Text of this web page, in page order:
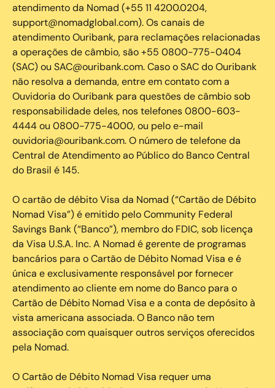
atendimento da Nomad (+55 11 4200.0204,
support@nomadglobal.com). Os canais de
atendimento Ouribank, para reclamações relacionadas
a operações de câmbio, são +55 0800-775-0404
(SAC) ou SAC@ouribank.com. Caso o SAC do Ouribank
não resolva a demanda, entre em contato com a
Ouvidoria do Ouribank para questões de câmbio sob
responsabilidade deles, nos telefones 0800-603-
4444 ou 0800-775-4000, ou pelo e-mail
ouvidoria@ouribank.com. O número de telefone da
Central de Atendimento ao Público do Banco Central
do Brasil é 145.
O cartão de débito Visa da Nomad (“Cartão de Débito
Nomad Visa”) é emitido pelo Community Federal
Savings Bank (“Banco”), membro do FDIC, sob licença
da Visa U.S.A. Inc. A Nomad é gerente de programas
bancários para o Cartão de Débito Nomad Visa e é
única e exclusivamente responsável por fornecer
atendimento ao cliente em nome do Banco para o
Cartão de Débito Nomad Visa e a conta de depósito à
vista americana associada. O Banco não tem
associação com quaisquer outros serviços oferecidos
pela Nomad.
O Cartão de Débito Nomad Visa requer uma